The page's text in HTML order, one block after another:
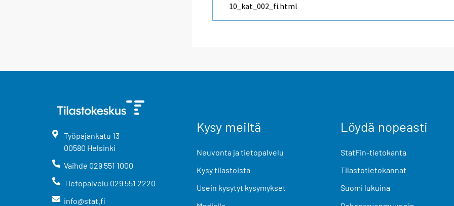
10_kat_002_fi.html
Työpajankatu 13
00580 Helsinki
Vaihde 029 551 1000
Tietopalvelu 029 551 2220
info@stat.fi
Kysy meiltä
Neuvonta ja tietopalvelu
Kysy tilastoista
Usein kysytyt kysymykset
Löydä nopeasti
StatFin-tietokanta
Tilastotietokannat
Suomi lukuina